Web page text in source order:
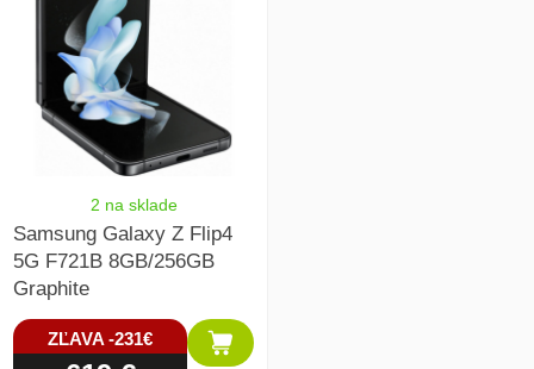
2 na sklade
Samsung Galaxy Z Flip4
5G F721B 8GB/256GB
Graphite
ZĽAVA -231€